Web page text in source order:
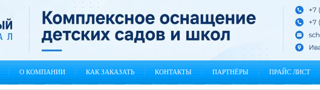
О КОМПАНИИ КАК ЗАКАЗАТЬ КОНТАКТЫ ПАРТНЁРЫ ПРАЙС ЛИСТ